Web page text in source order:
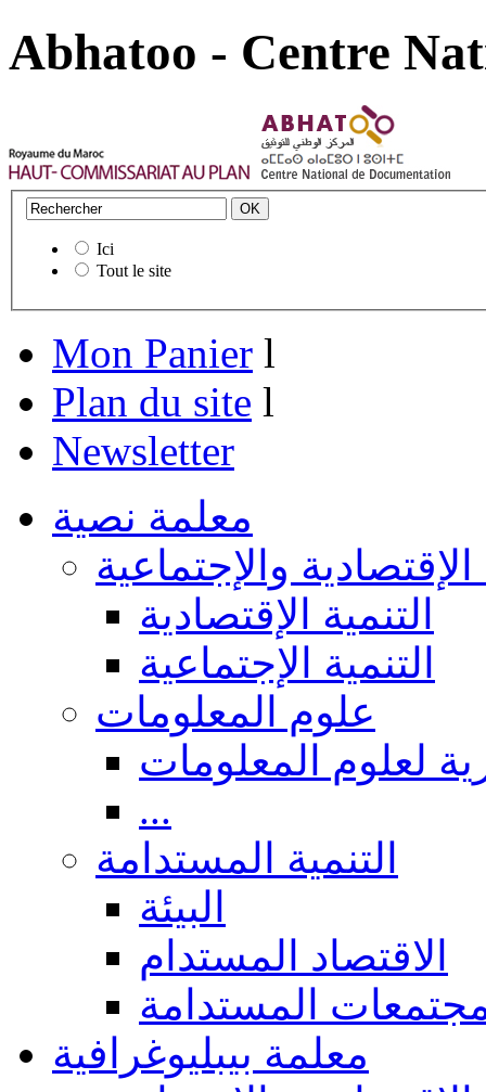
Abhatoo - Centre
Ici
Tout le site
Mon Panier l
Plan du site l
Newsletter
معلمة نصية
الإقتصادية والإجتماعية
التنمية الإقتصادية
التنمية الإجتماعية
علوم المعلومات
لعلوم المعلومات
...
التنمية المستدامة
البيئة
الاقتصاد المستدام
المستدامة
معلمة بيبليوغرافية